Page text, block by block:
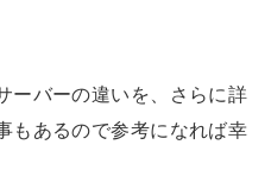
ーバーの違いを、さらに詳
もあるので参考になれば幸